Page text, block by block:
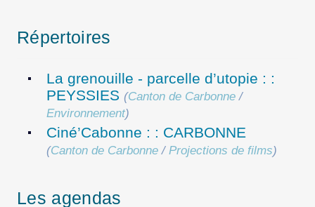
Répertoires
La grenouille - parcelle d’utopie : :
PEYSSIES (Canton de Carbonne /
Environnement)
Ciné’Cabonne : : CARBONNE
(Canton de Carbonne / Projections de films)
Les agendas